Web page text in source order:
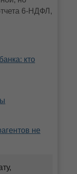
6-НДФЛ,
кто
не